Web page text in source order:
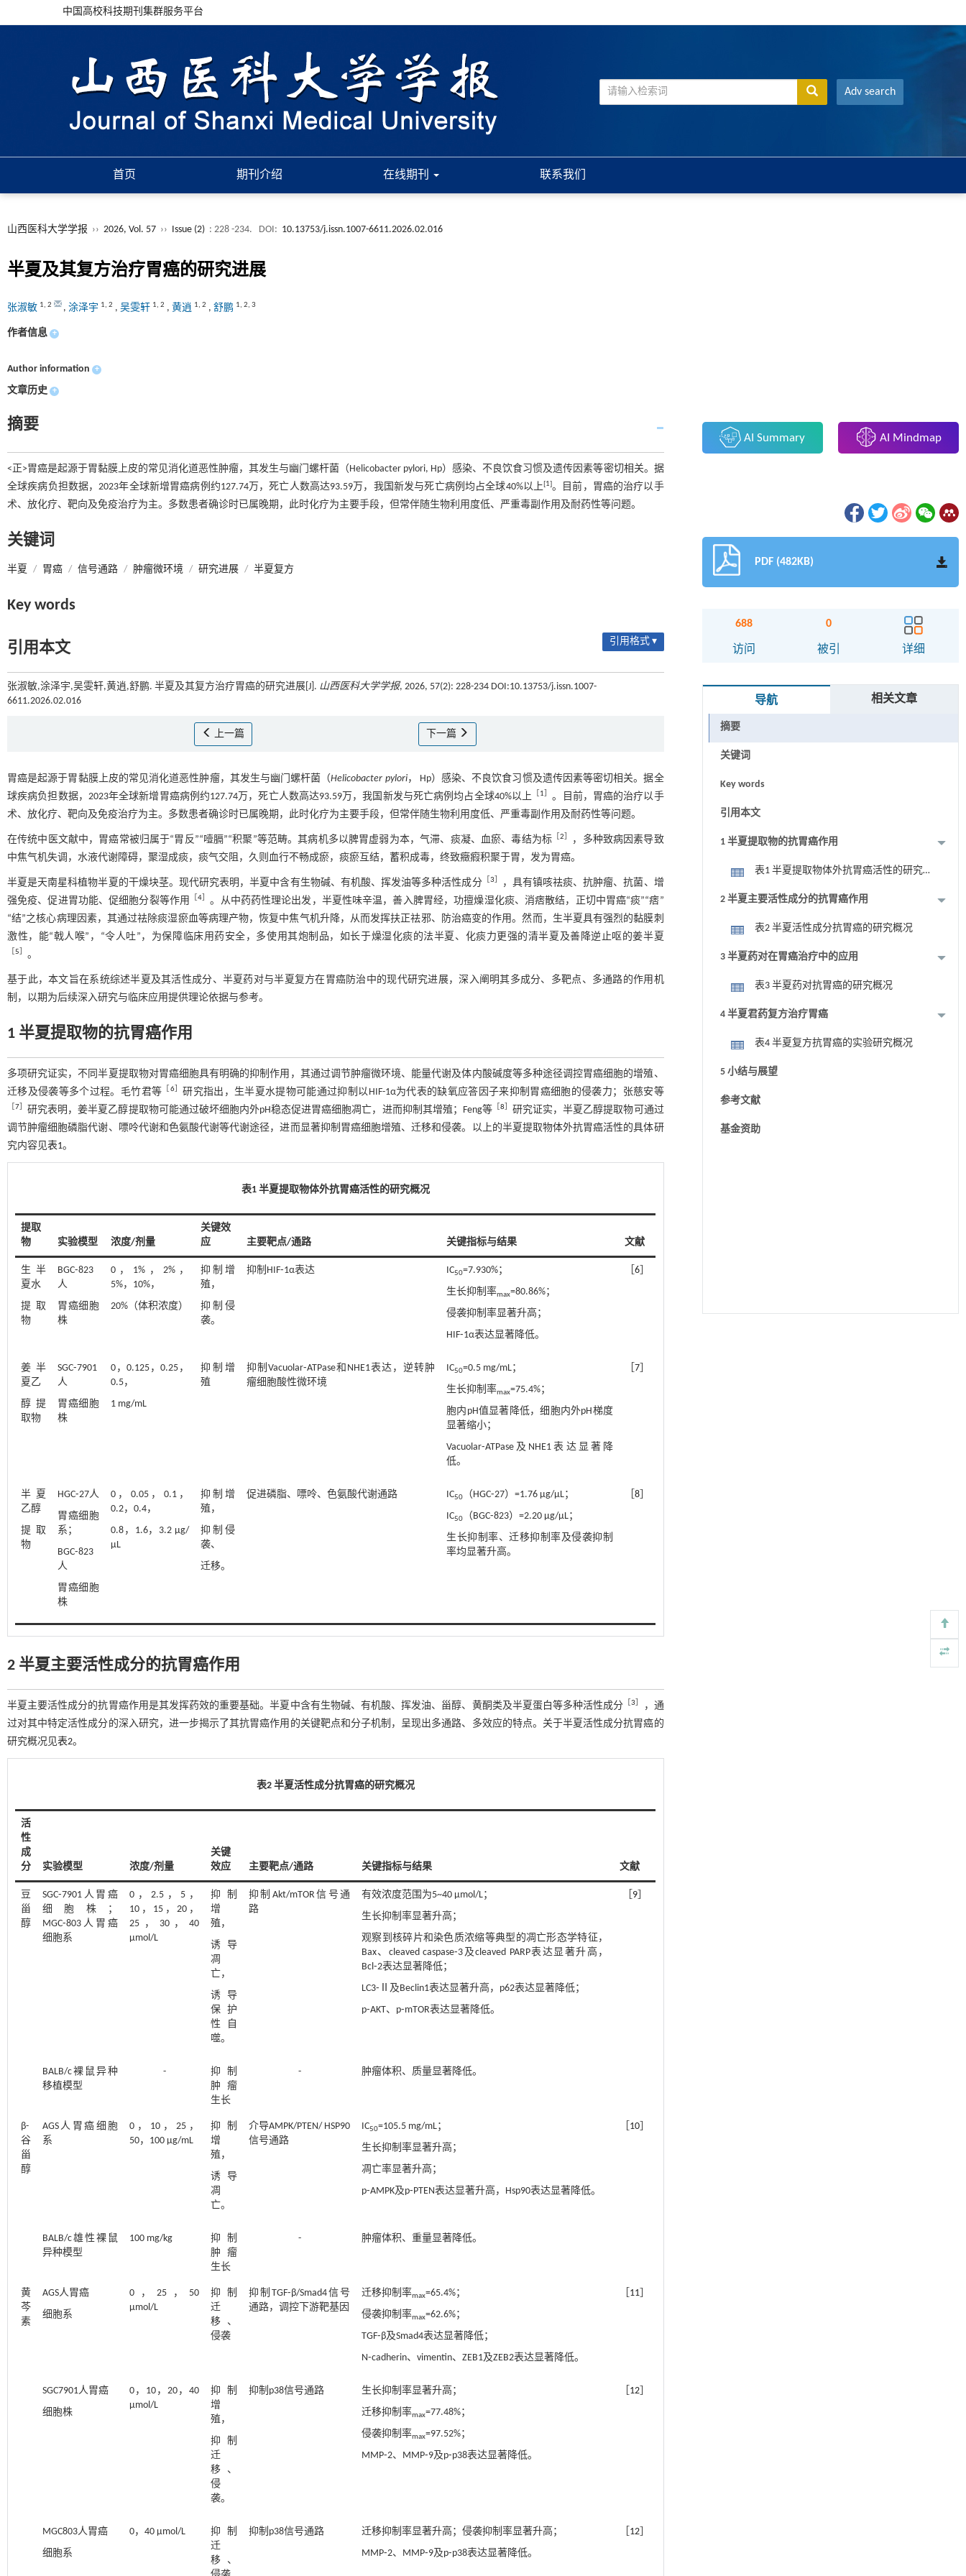
中国高校科技期刊集群服务平台
Adv search
首页 期刊介绍 在线期刊 联系我们
山西医科大学学报 ›› 2026, Vol. 57 ›› Issue (2) : 228 -234. DOI: 10.13753/j.issn.1007-6611.2026.02.016
半夏及其复方治疗胃癌的研究进展
张淑敏 1, 2 , 涂泽宇 1, 2 , 吴雯轩 1, 2 , 黄逍 1, 2 , 舒鹏 1, 2, 3
作者信息 +
Author information +
文章历史 +
摘要
<正>胃癌是起源于胃黏膜上皮的常见消化道恶性肿瘤，其发生与幽门螺杆菌（Helicobacter pylori, Hp）感染、不良饮食习惯及遗传因素等密切相关。据
全球疾病负担数据，2023年全球新增胃癌病例约127.74万，死亡人数高达93.59万，我国新发与死亡病例均占全球40%以上[1]。目前，胃癌的治疗以手
术、放化疗、靶向及免疫治疗为主。多数患者确诊时已属晚期，此时化疗为主要手段，但常伴随生物利用度低、严重毒副作用及耐药性等问题。
关键词
半夏 / 胃癌 / 信号通路 / 肿瘤微环境 / 研究进展 / 半夏复方
Key words
引用本文 引用格式 ▾
张淑敏,涂泽宇,吴雯轩,黄逍,舒鹏. 半夏及其复方治疗胃癌的研究进展[J]. 山西医科大学学报, 2026, 57(2): 228-234 DOI:10.13753/j.issn.1007-
6611.2026.02.016
上一篇 下一篇
胃癌是起源于胃黏膜上皮的常见消化道恶性肿瘤，其发生与幽门螺杆菌（Helicobacter pylori， Hp）感染、不良饮食习惯及遗传因素等密切相关。据全
球疾病负担数据，2023年全球新增胃癌病例约127.74万，死亡人数高达93.59万，我国新发与死亡病例均占全球40%以上
1
。目前，胃癌的治疗以手
术、放化疗、靶向及免疫治疗为主。多数患者确诊时已属晚期，此时化疗为主要手段，但常伴随生物利用度低、严重毒副作用及耐药性等问题。
在传统中医文献中，胃癌常被归属于“胃反”“噎膈”“积聚”等范畴。其病机多以脾胃虚弱为本，气滞、痰凝、血瘀、毒结为标［2
，多种致病因素导致
中焦气机失调，水液代谢障碍，聚湿成痰，痰气交阻，久则血行不畅成瘀，痰瘀互结，蓄积成毒，终致癥瘕积聚于胃，发为胃癌。
半夏是天南星科植物半夏的干燥块茎。现代研究表明，半夏中含有生物碱、有机酸、挥发油等多种活性成分［ 3
，具有镇咳祛痰、抗肿瘤、抗菌、增
强免疫、促进胃功能、促细胞分裂等作用
［4
。从中药药性理论出发，半夏性味辛温，善入脾胃经，功擅燥湿化痰、消痞散结，正切中胃癌“痰”“痞”
“结”之核心病理因素，其通过祛除痰湿瘀血等病理产物，恢复中焦气机升降，从而发挥扶正祛邪、防治癌变的作用。然而，生半夏具有强烈的黏膜刺
激性，能“戟人喉”，“令人吐”，为保障临床用药安全，多使用其炮制品，如长于燥湿化痰的法半夏、化痰力更强的清半夏及善降逆止呕的姜半夏
5 。
基于此，本文旨在系统综述半夏及其活性成分、半夏药对与半夏复方在胃癌防治中的现代研究进展，深入阐明其多成分、多靶点、多通路的作用机
制，以期为后续深入研究与临床应用提供理论依据与参考。
1 半夏提取物的抗胃癌作用
多项研究证实，不同半夏提取物对胃癌细胞具有明确的抑制作用，其通过调节肿瘤微环境、能量代谢及体内酸碱度等多种途径调控胃癌细胞的增殖、
迁移及侵袭等多个过程。毛竹君等
6］研究指出，生半夏水提物可能通过抑制以HIF-1α为代表的缺氧应答因子来抑制胃癌细胞的侵袭力；张慈安等
［7 ］研究表明，姜半夏乙醇提取物可能通过破坏细胞内外pH稳态促进胃癌细胞凋亡，进而抑制其增殖；Feng等［ 8 ］研究证实，半夏乙醇提取物可通过
调节肿瘤细胞磷脂代谢、嘌呤代谢和色氨酸代谢等代谢途径，进而显著抑制胃癌细胞增殖、迁移和侵袭。以上的半夏提取物体外抗胃癌活性的具体研
究内容见表1。
表1 半夏提取物体外抗胃癌活性的研究概况
提取
物
实验模型 浓度/剂量
关键效
应
主要靶点/通路 关键指标与结果 文献
生半
夏水
提取
物
BGC⁃823
人
胃癌细胞
株
0，1%，2%，
5%，10%，
20%（体积浓度）
抑制增
殖，
抑制侵
袭。
抑制HIF⁃1α表达 IC50=7.930%；
生长抑制率max=80.86%；
侵袭抑制率显著升高；
HIF⁃1α表达显著降低。
6
姜半
夏乙
醇提
取物
SGC⁃7901
人
胃癌细胞
株
0，0.125，0.25，
0.5，
1 mg/mL
抑制增
殖
抑制Vacuolar⁃ATPase和NHE1表达，逆转肿
瘤细胞酸性微环境
IC50=0.5 mg/mL；
生长抑制率max=75.4%；
胞内pH值显著降低，细胞内外pH梯度
显著缩小；
Vacuolar⁃ATPase及NHE1表达显著降
低。
7
半夏
乙醇
提取
物
HGC⁃27人
胃癌细胞
系；
BGC⁃823
人
胃癌细胞
株
0，0.05，0.1，
0.2，0.4，
0.8，1.6，3.2 μg/
μL
抑制增
殖，
抑制侵
袭、
迁移。
促进磷脂、嘌呤、色氨酸代谢通路 IC50
（HGC⁃27）=1.76 μg/μL；
IC50
（BGC⁃823）=2.20 μg/μL；
生长抑制率、迁移抑制率及侵袭抑制
率均显著升高。
8
2 半夏主要活性成分的抗胃癌作用
半夏主要活性成分的抗胃癌作用是其发挥药效的重要基础。半夏中含有生物碱、有机酸、挥发油、甾醇、黄酮类及半夏蛋白等多种活性成分 ［3
，通
过对其中特定活性成分的深入研究，进一步揭示了其抗胃癌作用的关键靶点和分子机制，呈现出多通路、多效应的特点。关于半夏活性成分抗胃癌的
研究概况见表2。
表2 半夏活性成分抗胃癌的研究概况
活
性
成
分
实验模型 浓度/剂量
关键
效应
主要靶点/通路 关键指标与结果 文献
豆
甾
醇
SGC⁃7901人胃癌
细胞株；
MGC⁃803人胃癌
细胞系
0，2.5，5，
10，15，20，
25，30，40
μmol/L
抑制
增
殖，
诱导
凋
亡，
诱导
保护
性自
噬。
抑制Akt/mTOR信号通
路
有效浓度范围为5~40 μmol/L；
生长抑制率显著升高；
观察到核碎片和染色质浓缩等典型的凋亡形态学特征，
Bax、cleaved caspase⁃3及cleaved PARP表达显著升高，
Bcl⁃2表达显著降低；
LC3⁃Ⅱ及Beclin1表达显著升高，p62表达显著降低；
p⁃AKT、p⁃mTOR表达显著降低。
9］
BALB/c裸鼠异种
移植模型
-
抑制
肿瘤
生长
- 肿瘤体积、质量显著降低。
β-
谷
甾
醇
AGS人胃癌细胞
系
0，10，25，
50，100 μg/mL
抑制
增
殖，
诱导
凋
亡。
介导AMPK/PTEN/ HSP90
信号通路
IC50=105.5 mg/mL；
生长抑制率显著升高；
凋亡率显著升高；
p⁃AMPK及p⁃PTEN表达显著升高，Hsp90表达显著降低。
10
BALB/c雄性裸鼠
异种模型
100 mg/kg
抑制
肿瘤
生长
- 肿瘤体积、重量显著降低。
黄
芩
素
AGS人胃癌
细胞系
0，25，50
μmol/L
抑制
迁
移、
侵袭
抑制TGF⁃β/Smad4信号
通路，调控下游靶基因
迁移抑制率max=65.4%；
侵袭抑制率max=62.6%；
TGF⁃β及Smad4表达显著降低；
N⁃cadherin、vimentin、ZEB1及ZEB2表达显著降低。
11
SGC7901人胃癌
细胞株
0，10，20，40
μmol/L
抑制
增
殖，
抑制
迁
移、
侵
袭。
抑制p38信号通路
生长抑制率显著升高；
迁移抑制率max=77.48%；
侵袭抑制率max=97.52%；
MMP⁃2、MMP⁃9及p⁃p38表达显著降低。
12
MGC803人胃癌
细胞系
0，40 μmol/L
抑制
迁
移、
抑制p38信号通路
迁移抑制率显著升高；侵袭抑制率显著升高；
MMP⁃2、MMP⁃9及p⁃p38表达显著降低。
12
AI Summary AI Mindmap
PDF (482KB)
688
访问
0
被引 详细
导航 相关文章
摘要
关键词
Key words
引用本文
1 半夏提取物的抗胃癌作用
表1 半夏提取物体外抗胃癌活性的研究
概况
2 半夏主要活性成分的抗胃癌作用
表2 半夏活性成分抗胃癌的研究概况
3 半夏药对在胃癌治疗中的应用
表3 半夏药对抗胃癌的研究概况
4 半夏君药复方治疗胃癌
表4 半夏复方抗胃癌的实验研究概况
5 小结与展望
参考文献
基金资助